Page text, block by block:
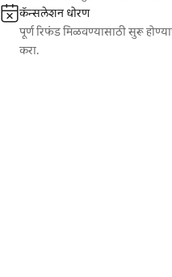
कॅन्सलेशन धोरण
पूर्ण रिफंड मिळवण्यासाठी सुरू
करा.